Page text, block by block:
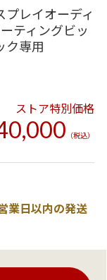
プレイオーディ
ティングビッ
ク専用
ストア特別価格
（税込）
日以内の発送